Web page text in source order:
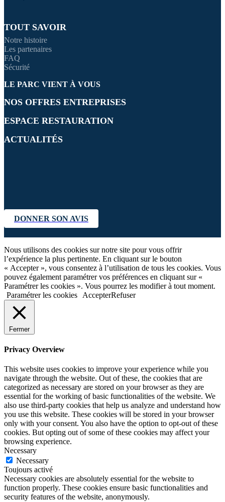
TOUT SAVOIR
Notre histoire
Les partenaires
FAQ
Sécurité
LE PARC VIENT À VOUS
NOS OFFRES ENTREPRISES
ESPACE RESTAURATION
ACTUALITÉS
DONNER SON AVIS
Nous utilisons des cookies sur notre site pour vous offrir
l’expérience la plus pertinente. En cliquant sur le bouton
« Accepter », vous consentez à l’utilisation de tous les cookies. Vous
pouvez également paramétrer vos préférences en cliquant sur «
Paramétrer les cookies ». Vous pourrez les modifier à tout moment.
Paramétrer les cookies
AccepterRefuser
Fermer
Privacy Overview
This website uses cookies to improve your experience while you
navigate through the website. Out of these, the cookies that are
categorized as necessary are stored on your browser as they are
essential for the working of basic functionalities of the website. We
also use third-party cookies that help us analyze and understand how
you use this website. These cookies will be stored in your browser
only with your consent. You also have the option to opt-out of these
cookies. But opting out of some of these cookies may affect your
browsing experience.
Necessary
Necessary
Toujours activé
Necessary cookies are absolutely essential for the website to
function properly. These cookies ensure basic functionalities and
security features of the website, anonymously.